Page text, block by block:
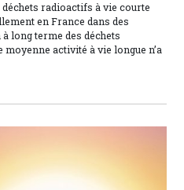
radioactifs à vie courte
en France dans des
long terme des déchets
activité à vie longue n’a